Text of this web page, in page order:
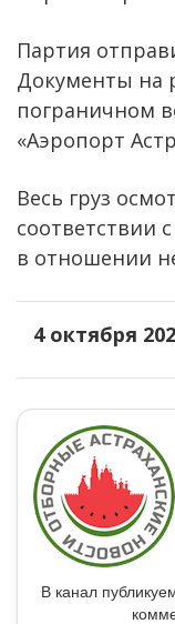
Партия
Документы на
пограничном
«Аэропорт
Весь груз
соответствии
в отношении
4 октября
В канал